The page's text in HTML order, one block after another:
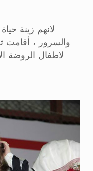
لانهم زينة
والسرور ، أقامت